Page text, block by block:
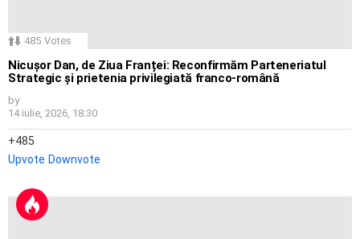
485 Votes
Nicușor Dan, de Ziua Franței: Reconfirmăm Parteneriatul
Strategic și prietenia privilegiată franco-română
by
14 iulie, 2026, 18:30
485
Upvote Downvote